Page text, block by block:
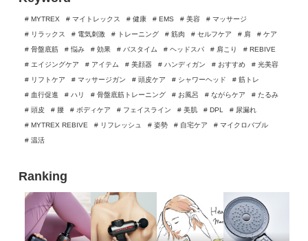
# MYTREX # マイトレックス # 健康 # EMS # 美容
# マッサージ
# リラックス
# 電気刺激 # トレーニング # 筋肉 # セルフケア # 肩
# ケア
# 骨盤底筋
# 悩み # 効果 # バスタイム # ヘッドスパ # 肩こり
# REBIVE
# エイジングケア
# アイテム # 美顔器 # ハンディガン # おすすめ
# 光美容
# リフトケア
# マッサージガン # 頭皮ケア # シャワーヘッド
# 筋トレ
# 血行促進
# ハリ # 骨盤底筋トレーニング # お風呂 # ながらケア
# たるみ
# 頭皮
# 腰 # ボディケア # フェイスライン # 美肌 # DPL
# 尿漏れ
# MYTREX REBIVE
# リフレッシュ # 姿勢 # 自宅ケア
# マイクロバブル
# 温活
Ranking